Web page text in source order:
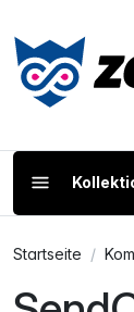
Startseite